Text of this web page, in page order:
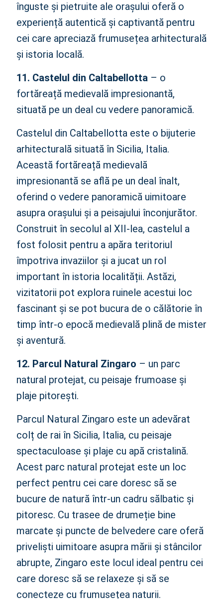
înguste și pietruite ale orașului oferă o
experiență autentică și captivantă pentru
cei care apreciază frumusețea arhitecturală
și istoria locală.
11. Castelul din Caltabellotta – o
fortăreață medievală impresionantă,
situată pe un deal cu vedere panoramică.
Castelul din Caltabellotta este o bijuterie
arhitecturală situată în Sicilia, Italia.
Această fortăreață medievală
impresionantă se află pe un deal înalt,
oferind o vedere panoramică uimitoare
asupra orașului și a peisajului înconjurător.
Construit în secolul al XII-lea, castelul a
fost folosit pentru a apăra teritoriul
împotriva invaziilor și a jucat un rol
important în istoria localității. Astăzi,
vizitatorii pot explora ruinele acestui loc
fascinant și se pot bucura de o călătorie în
timp într-o epocă medievală plină de mister
și aventură.
12. Parcul Natural Zingaro – un parc
natural protejat, cu peisaje frumoase și
plaje pitorești.
Parcul Natural Zingaro este un adevărat
colț de rai în Sicilia, Italia, cu peisaje
spectaculoase și plaje cu apă cristalină.
Acest parc natural protejat este un loc
perfect pentru cei care doresc să se
bucure de natură într-un cadru sălbatic și
pitoresc. Cu trasee de drumeție bine
marcate și puncte de belvedere care oferă
priveliști uimitoare asupra mării și stâncilor
abrupte, Zingaro este locul ideal pentru cei
care doresc să se relaxeze și să se
conecteze cu frumusețea naturii.